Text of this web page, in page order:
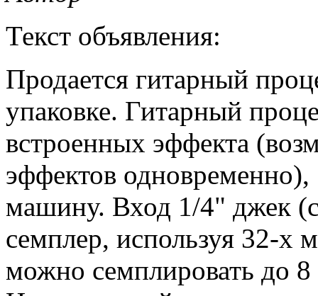
Текст объявления:
Продается гитарный
упаковке. Гитарный
встроенных эффекта
эффектов
машину. Вход 1/4" джек
семплер, используя 32-х
можно семплировать до